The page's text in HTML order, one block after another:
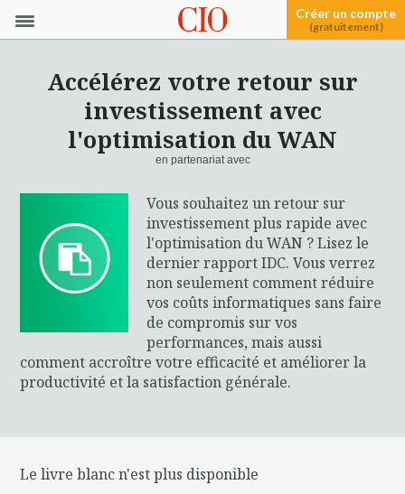
Créer un compte
(gratuitement)
Accélérez votre retour sur
investissement avec
l'optimisation du WAN
en partenariat avec
Vous souhaitez un retour sur
investissement plus rapide avec
l'optimisation du WAN ? Lisez le
dernier rapport IDC. Vous verrez
non seulement comment réduire
vos coûts informatiques sans faire
de compromis sur vos
performances, mais aussi
comment accroître votre efficacité et améliorer la
productivité et la satisfaction générale.
Le livre blanc n'est plus disponible